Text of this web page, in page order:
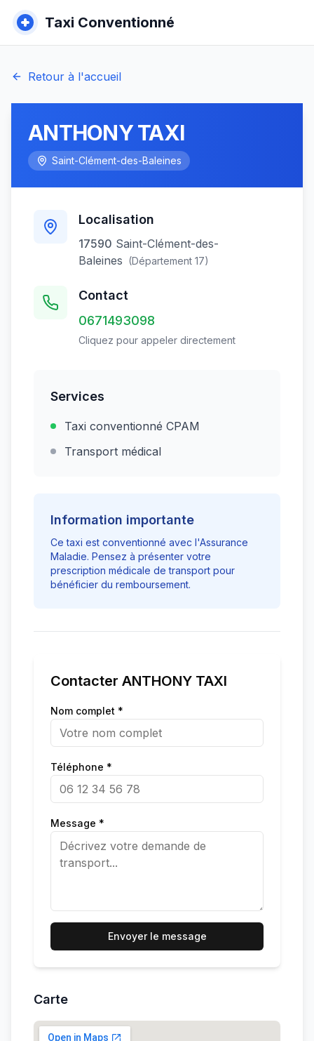
Taxi Conventionné
Retour à l'accueil
ANTHONY TAXI
Saint-Clément-des-Baleines
Localisation
17590 Saint-Clément-des-
Baleines (Département 17)
Contact
0671493098
Cliquez pour appeler directement
Services
Taxi conventionné CPAM
Transport médical
Information importante
Ce taxi est conventionné avec l'Assurance
Maladie. Pensez à présenter votre
prescription médicale de transport pour
bénéficier du remboursement.
Contacter ANTHONY TAXI
Nom complet *
Téléphone *
Message *
Envoyer le message
Carte